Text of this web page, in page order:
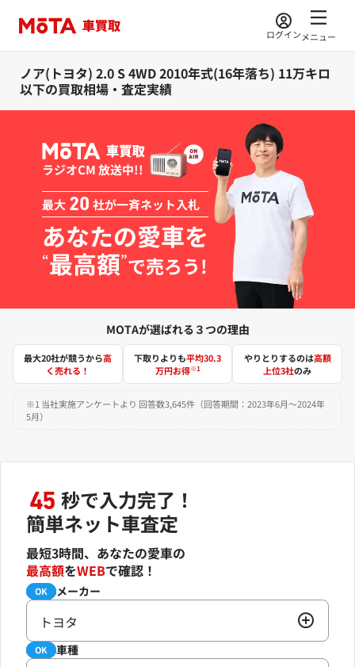
ログインメニュー
ノア(トヨタ) 2.0 S 4WD 2010年式(16年落ち) 11万キロ
以下の買取相場・査定実績
ラジオCM 放送中!!
最大 20 社が一斉ネット入札
あなたの愛車を
“最高額”で売ろう!
MOTAが選ばれる３つの理由
最大20社が競うから高
く売れる！
下取りよりも平均30.3
万円お得※1
やりとりするのは高額
上位3社のみ
※1 当社実施アンケートより 回答数3,645件（回答期間：2023年6月～2024年
5月）
45 秒で入力完了！
簡単ネット車査定
最短3時間、あなたの愛車の
最高額をWEBで確認！
必須 メーカー
OK
トヨタ
必須 車種
OK